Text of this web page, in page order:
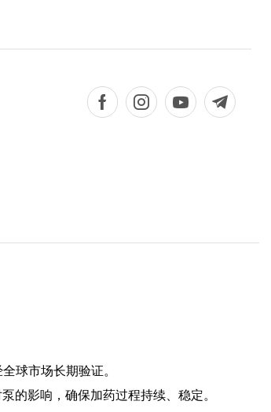
球市场长期验证。
的影响，确保加药过程持续、稳定。